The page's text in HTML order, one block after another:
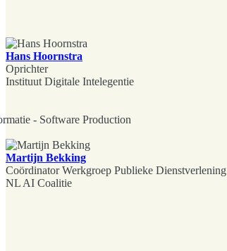
Hans Hoornstra
Oprichter
Instituut Digitale Intelegentie
- Software Production
Martijn Bekking
Coördinator Werkgroep Publieke Dienstverlening
NL AI Coalitie